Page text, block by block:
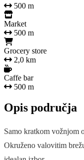
500 m
Market
500 m
Grocery store
2,0 km
Caffe bar
500 m
Opis područja
Samo kratkom vožnjom
Okruženo valovitim